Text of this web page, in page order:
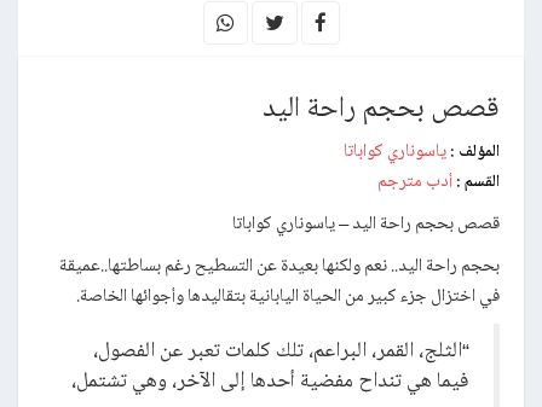
قصص بحجم راحة اليد
المؤلف : ياسوناري كواباتا
القسم : أدب مترجم
قصص بحجم راحة اليد – ياسوناري كواباتا
بحجم راحة اليد.. نعم ولكنها بعيدة عن التسطيح رغم بساطتها..عميقة
في اختزال جزء كبير من الحياة اليابانية بتقاليدها وأجوائها الخاصة.
“الثلج، القمر، البراعم، تلك كلمات تعبر عن الفصول،
فيما هي تنداح مفضية أحدها إلى الآخر، وهي تشتمل،